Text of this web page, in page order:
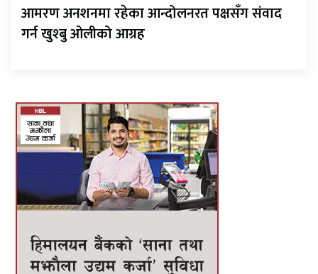
आमरण अनशनमा रहेका आन्दोलनरत पक्षसँग संवाद
गर्न खुश्बु ओलीको आग्रह